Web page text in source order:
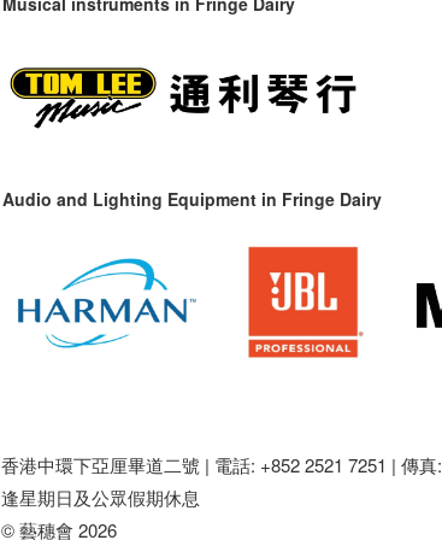
Audio and Lighting Equipment in Fringe Dairy
香港中環下亞厘畢道二號 | 電話: +852 2521 7251 | 傳
逢星期日及公眾假期休息
© 藝穗會 2026